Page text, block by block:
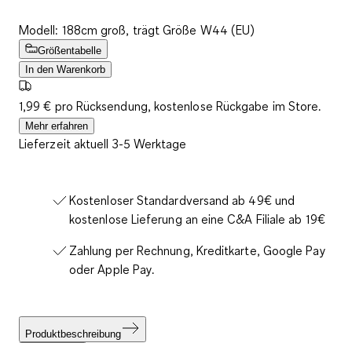
Modell: 188cm groß, trägt Größe W44 (EU)
Größentabelle
In den Warenkorb
1,99 € pro Rücksendung, kostenlose Rückgabe im Store.
Mehr erfahren
Lieferzeit aktuell 3-5 Werktage
Kostenloser Standardversand ab 49€ und
kostenlose Lieferung an eine C&A Filiale ab 19€
Zahlung per Rechnung, Kreditkarte, Google Pay
oder Apple Pay.
Produktbeschreibung